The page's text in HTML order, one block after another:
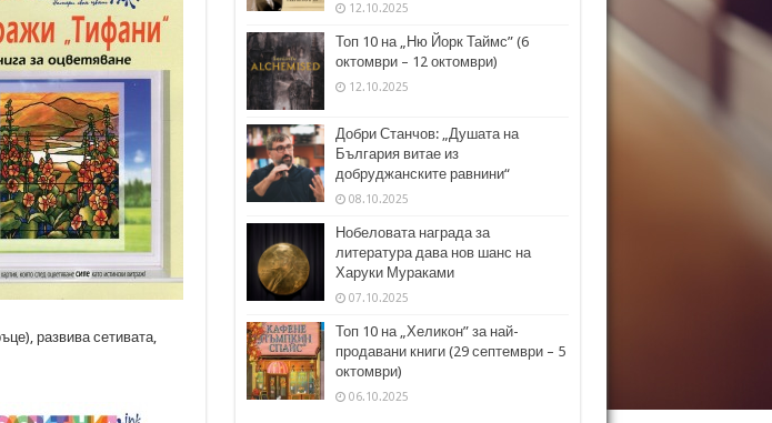
развива сетивата,
12.10.2025
Топ 10 на „Ню Йорк Таймс” (6
октомври – 12 октомври)
12.10.2025
Добри Станчов: „Душата на
България витае из
добруджанските равнини“
08.10.2025
Нобеловата награда за
литература дава нов шанс на
Харуки Мураками
07.10.2025
Топ 10 на „Хеликон” за най-
продавани книги (29 септември – 5
октомври)
06.10.2025